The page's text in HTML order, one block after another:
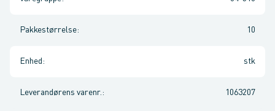
Pakkestørrelse: 10
Enhed : stk
Leverandørens varenr. : 1063207